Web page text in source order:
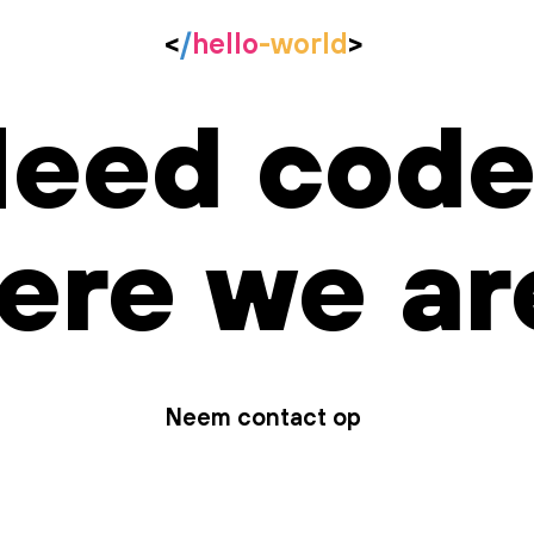
</hello-world>
we
Neem contact op